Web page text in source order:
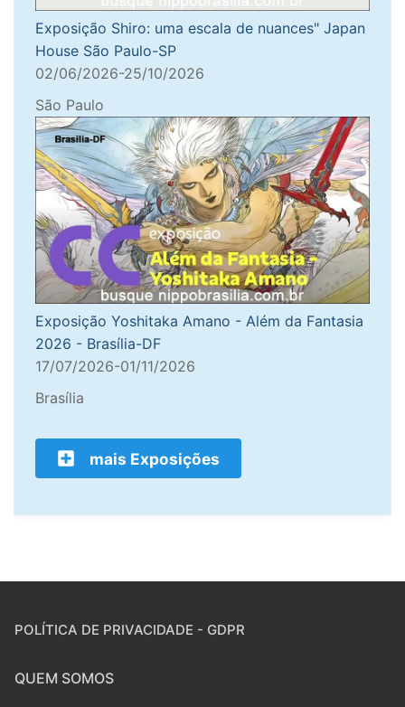
Exposição Shiro: uma escala de nuances" Japan
House São Paulo-SP
02/06/2026-25/10/2026
São Paulo
Exposição Yoshitaka Amano - Além da Fantasia
2026 - Brasília-DF
17/07/2026-01/11/2026
Brasília
mais Exposições
POLÍTICA DE PRIVACIDADE - GDPR
QUEM SOMOS